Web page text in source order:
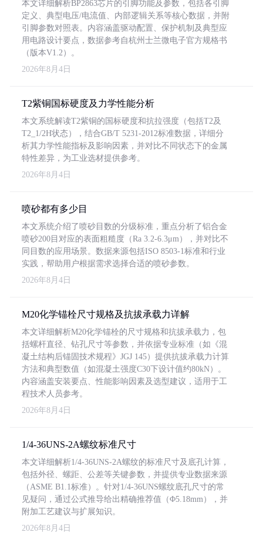
本文详细解析BP2863芯片的引脚功能及参数，包括各引脚
定义、典型电压/电流值、内部逻辑关系等核心数据，并附
引脚参数对照表。内容涵盖驱动配置、保护机制及典型应
用电路设计要点，数据参考自杭州士兰微电子官方规格书
（版本V1.2）。
2026年8月4日
T2紫铜国标硬度及力学性能分析
本文系统解读T2紫铜的国标硬度和抗拉强度（包括T2及
T2_1/2H状态），结合GB/T 5231-2012标准数据，详细分
析其力学性能指标及影响因素，并对比不同状态下的金属
特性差异，为工业选材提供参考。
2026年8月4日
喷砂都有多少目
本文系统介绍了喷砂目数的分级标准，重点分析了铝合金
喷砂200目对应的表面粗糙度（Ra 3.2-6.3μm），并对比不
同目数的应用场景。数据来源包括ISO 8503-1标准和行业
实践，帮助用户根据需求选择合适的喷砂参数。
2026年8月4日
M20化学锚栓尺寸规格及抗拔承载力详解
本文详细解析M20化学锚栓的尺寸规格和抗拔承载力，包
括螺杆直径、钻孔尺寸等参数，并依据专业标准（如《混
凝土结构后锚固技术规程》JGJ 145）提供抗拔承载力计算
方法和典型数值（如混凝土强度C30下设计值约80kN）。
内容涵盖安装要点、性能影响因素及选型建议，适用于工
程技术人员参考。
2026年8月4日
1/4-36UNS-2A螺纹标准尺寸
本文详细解析1/4-36UNS-2A螺纹的标准尺寸及底孔计算，
包括外径、螺距、公差等关键参数，并提供专业数据来源
（ASME B1.1标准）。针对1/4-36UNS螺纹底孔尺寸的常
见疑问，通过公式推导给出精确推荐值（Φ5.18mm），并
附加工艺建议与扩展知识。
2026年8月4日